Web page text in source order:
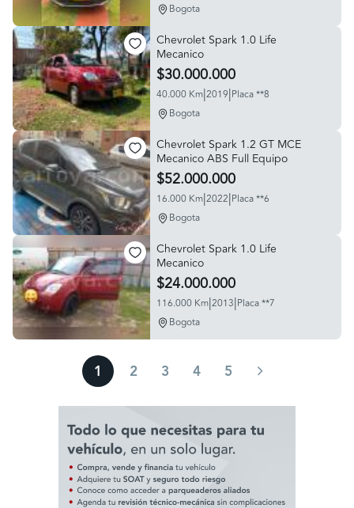
Bogota
Chevrolet Spark 1.0 Life
Mecanico
$30.000.000
40.000 Km|2019|Placa **8
Bogota
Chevrolet Spark 1.2 GT MCE
Mecanico ABS Full Equipo
$52.000.000
16.000 Km|2022|Placa **6
Bogota
Chevrolet Spark 1.0 Life
Mecanico
$24.000.000
116.000 Km|2013|Placa **7
Bogota
1 2 3 4 5